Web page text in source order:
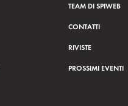
TEAM DI SPIWEB
CONTATTI
RIVISTE
PROSSIMI EVENTI